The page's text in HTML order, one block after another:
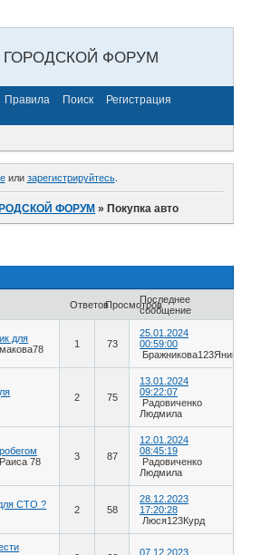
ГОРОДСКОЙ ФОРУМ
Правила Поиск
Регистрация
или зарегистрируйтесь.
ФОРУМ »Покупка авто
ОтветовПросмотровПоследнее
сообщение
для
1 73
25.01.2024
00:59:00
Бражникова123Яника
2 75
13.01.2024
09:22:07
Радовиченко
Людмила
Раиса 78 3 87
12.01.2024
08:45:19
Радовиченко
Людмила
СТО ?
2 58
28.12.2023
17:20:28
Люся123Курд
07.12.2023